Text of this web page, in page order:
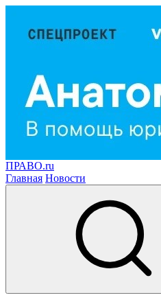
ПРАВО.ru
Главная Новости